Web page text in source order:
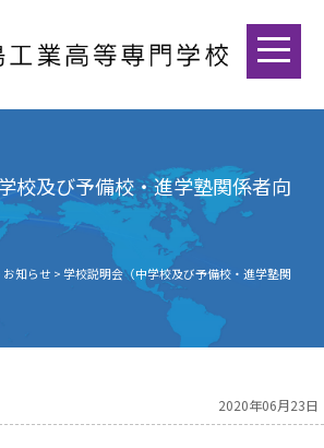
校及び予備校・進学塾関係者向
お知らせ >学校説明会（中学校及び予備校・進学塾関
2020年06月23日